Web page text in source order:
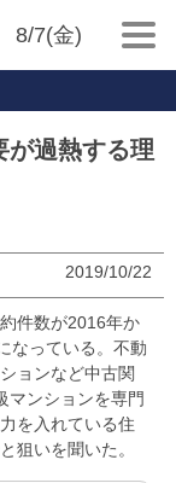
8/7(金)
が過熱する理
2019/10/22
件数が2016年か
なっている。不動
ョンなど中古関
マンションを専門
を入れている住
狙いを聞いた。